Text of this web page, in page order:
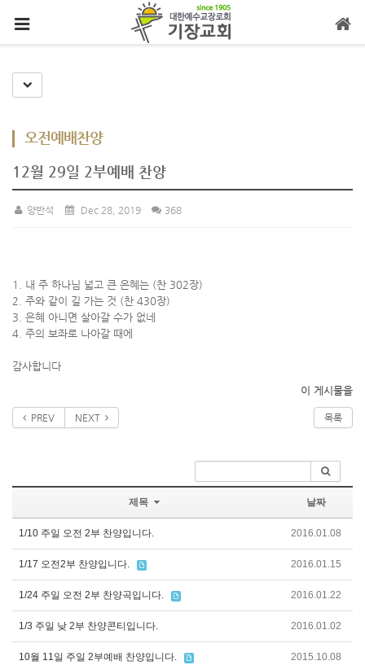
Toggle Dropdown
오전예배찬양
12월 29일 2부예배 찬양
양반석 Dec 28, 2019 368
1. 내 주 하나님 넓고 큰 은혜는 (찬 302장)
2. 주와 같이 길 가는 것 (찬 430장)
3. 은혜 아니면 살아갈 수가 없네
4. 주의 보좌로 나아갈 때에
감사합니다
이 게시물을
PREV NEXT 목록
제목 날짜
1/10 주일 오전 2부 찬양입니다. 2016.01.08
1/17 오전2부 찬양입니다. 2016.01.15
1/24 주일 오전 2부 찬양곡입니다. 2016.01.22
1/3 주일 낮 2부 찬양콘티입니다. 2016.01.02
10월 11일 주일 2부예배 찬양입니다. 2015.10.08